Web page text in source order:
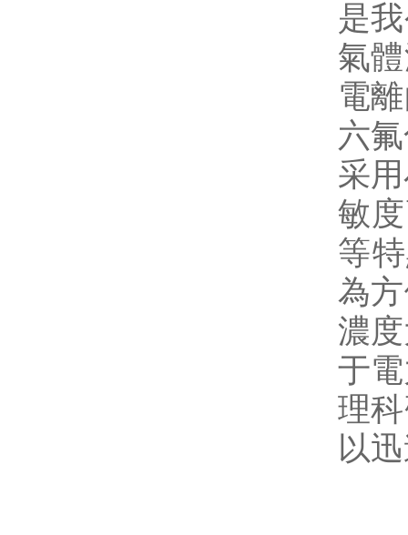
是
氣
電
六
采用
敏度
等
為方
濃度
于電
理
以迅